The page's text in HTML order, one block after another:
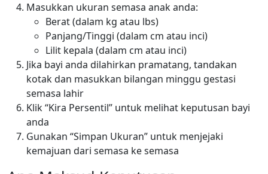
Masukkan ukuran semasa anak anda:
Berat (dalam kg atau lbs)
Panjang/Tinggi (dalam cm atau inci)
Lilit kepala (dalam cm atau inci)
Jika bayi anda dilahirkan pramatang, tandakan
kotak dan masukkan bilangan minggu gestasi
semasa lahir
Klik “Kira Persentil” untuk melihat keputusan bayi
anda
Gunakan “Simpan Ukuran” untuk menjejaki
kemajuan dari semasa ke semasa